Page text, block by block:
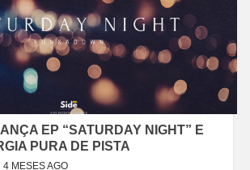
EP “SATURDAY NIGHT” E
PURA DE PISTA
4 MESES AGO